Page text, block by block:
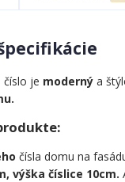
číslo je moderný a
čísla domu na
výška číslice 10cm.